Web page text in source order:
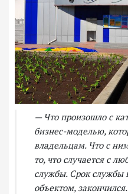
— Что произошло с
бизнес-моделью,
владельцам. Что с
то, что случается с
службы. Срок службы
объектом,